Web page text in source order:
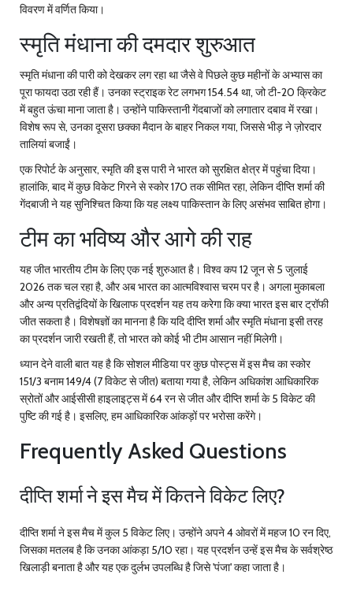
विवरण में वर्णित किया।
स्मृति मंधाना की दमदार शुरुआत
स्मृति मंधाना की पारी को देखकर लग रहा था जैसे वे पिछले कुछ महीनों के अभ्यास का
पूरा फायदा उठा रही हैं। उनका स्ट्राइक रेट लगभग 154.54 था, जो टी-20 क्रिकेट
में बहुत ऊंचा माना जाता है। उन्होंने पाकिस्तानी गेंदबाजों को लगातार दबाव में रखा।
विशेष रूप से, उनका दूसरा छक्का मैदान के बाहर निकल गया, जिससे भीड़ ने ज़ोरदार
तालियां बजाईं।
एक रिपोर्ट के अनुसार, स्मृति की इस पारी ने भारत को सुरक्षित क्षेत्र में पहुंचा दिया।
हालांकि, बाद में कुछ विकेट गिरने से स्कोर 170 तक सीमित रहा, लेकिन दीप्ति शर्मा की
गेंदबाजी ने यह सुनिश्चित किया कि यह लक्ष्य पाकिस्तान के लिए असंभव साबित होगा।
टीम का भविष्य और आगे की राह
यह जीत भारतीय टीम के लिए एक नई शुरुआत है। विश्व कप 12 जून से 5 जुलाई
2026 तक चल रहा है, और अब भारत का आत्मविश्वास चरम पर है। अगला मुकाबला
और अन्य प्रतिद्वंदियों के खिलाफ प्रदर्शन यह तय करेगा कि क्या भारत इस बार ट्रॉफी
जीत सकता है। विशेषज्ञों का मानना है कि यदि दीप्ति शर्मा और स्मृति मंधाना इसी तरह
का प्रदर्शन जारी रखती हैं, तो भारत को कोई भी टीम आसान नहीं मिलेगी।
ध्यान देने वाली बात यह है कि सोशल मीडिया पर कुछ पोस्ट्स में इस मैच का स्कोर
151/3 बनाम 149/4 (7 विकेट से जीत) बताया गया है, लेकिन अधिकांश आधिकारिक
स्रोतों और आईसीसी हाइलाइट्स में 64 रन से जीत और दीप्ति शर्मा के 5 विकेट की
पुष्टि की गई है। इसलिए, हम आधिकारिक आंकड़ों पर भरोसा करेंगे।
Frequently Asked Questions
दीप्ति शर्मा ने इस मैच में कितने विकेट लिए?
दीप्ति शर्मा ने इस मैच में कुल 5 विकेट लिए। उन्होंने अपने 4 ओवरों में महज 10 रन दिए,
जिसका मतलब है कि उनका आंकड़ा 5/10 रहा। यह प्रदर्शन उन्हें इस मैच के सर्वश्रेष्ठ
खिलाड़ी बनाता है और यह एक दुर्लभ उपलब्धि है जिसे 'पंजा' कहा जाता है।